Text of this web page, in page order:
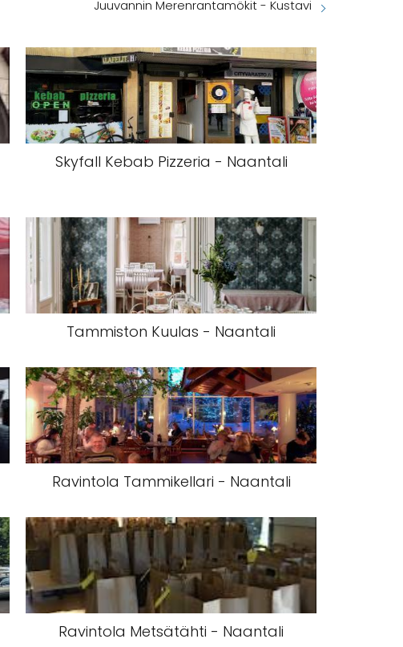
Juuvannin Merenrantamökit - Kustavi
Skyfall Kebab Pizzeria - Naantali
Tammiston Kuulas - Naantali
Ravintola Tammikellari - Naantali
Ravintola Metsätähti - Naantali